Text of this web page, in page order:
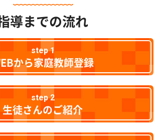
導までの流れ
step 1
から家庭教師登録
step 2
生徒さんのご紹介